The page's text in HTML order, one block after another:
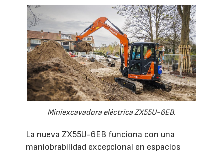
Miniexcavadora eléctrica ZX55U-6EB.
La nueva ZX55U-6EB funciona con una
maniobrabilidad excepcional en espacios